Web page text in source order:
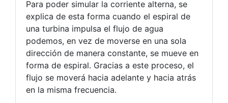
Para poder simular la corriente alterna, se
explica de esta forma cuando el espiral de
una turbina impulsa el flujo de agua
podemos, en vez de moverse en una sola
dirección de manera constante, se mueve en
forma de espiral. Gracias a este proceso, el
flujo se moverá hacia adelante y hacia atrás
en la misma frecuencia.